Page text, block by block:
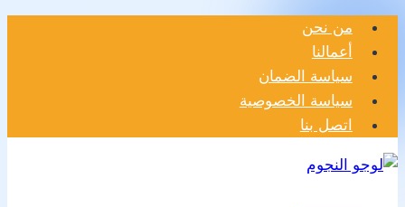
التجاوز
المحتوى
من نحن
أعمالنا
سياسة الضمان
سياسة الخصوصية
اتصل بنا